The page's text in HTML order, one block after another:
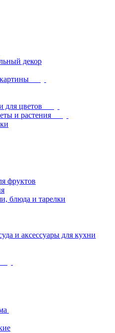
декор
для цветов
и растения
фруктов
блюда и тарелки
и аксессуары для кухни